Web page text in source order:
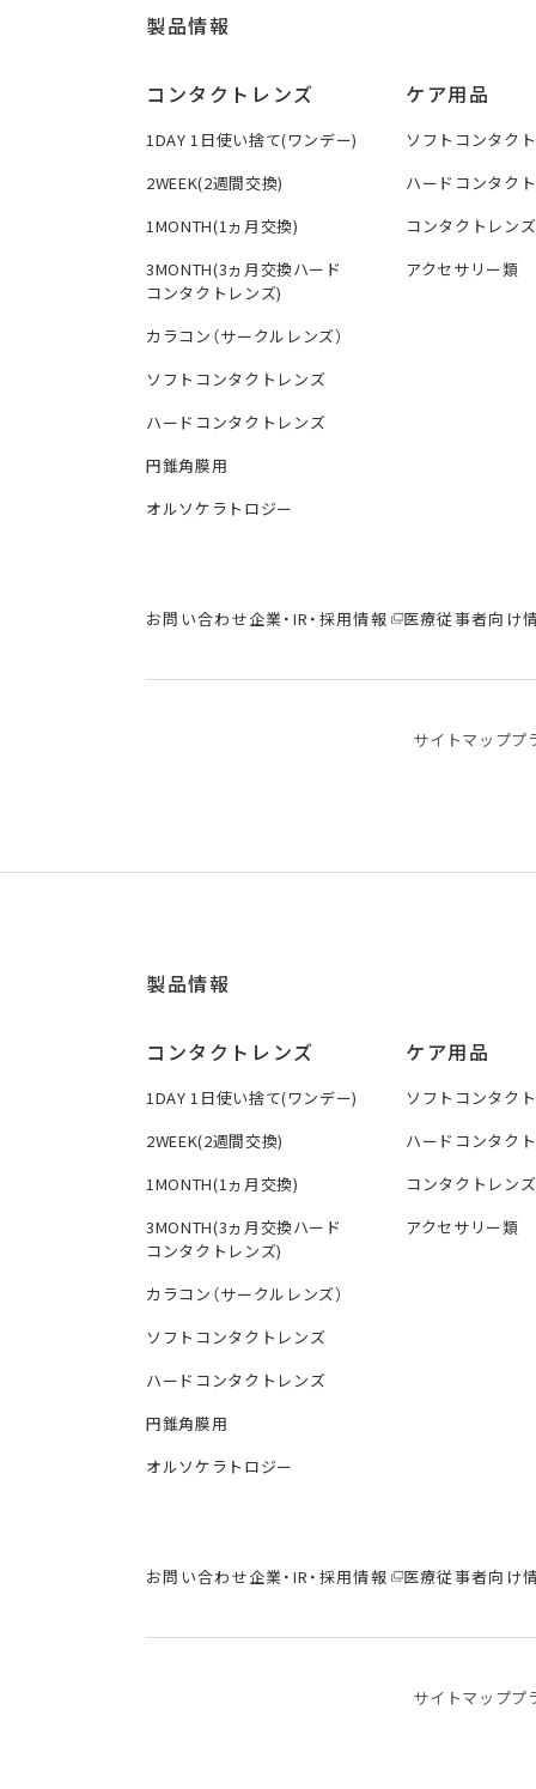
製品情報
コンタクトレンズ
1DAY 1日使い捨て(ワンデー)
2WEEK(2週間交換)
1MONTH(1ヵ月交換)
3MONTH(3ヵ月交換ハード
コンタクトレンズ)
カラコン（サークルレンズ）
ソフトコンタクトレンズ
ハードコンタクトレンズ
円錐角膜用
オルソケラトロジー
ケア用品
ソフトコンタク
ハードコンタク
コンタクトレン
アクセサリー類
お問い合わせ企業・IR・採用情報 医療従事者向け
サイトマッププ
製品情報
コンタクトレンズ
1DAY 1日使い捨て(ワンデー)
2WEEK(2週間交換)
1MONTH(1ヵ月交換)
3MONTH(3ヵ月交換ハード
コンタクトレンズ)
カラコン（サークルレンズ）
ソフトコンタクトレンズ
ハードコンタクトレンズ
円錐角膜用
オルソケラトロジー
ケア用品
ソフトコンタク
ハードコンタク
コンタクトレン
アクセサリー類
お問い合わせ企業・IR・採用情報 医療従事者向け
サイトマッププ